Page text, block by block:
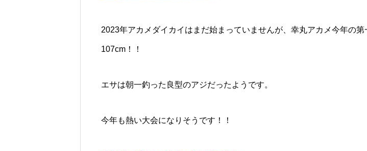
2023年アカメダイカイはまだ始まっていませんが、幸丸アカメ今年の第
107cm！！
エサは朝一釣った良型のアジだったようです。
今年も熱い大会になりそうです！！